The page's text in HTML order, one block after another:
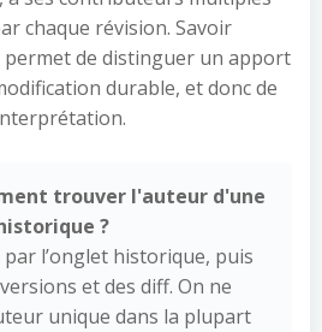
chaque révision. Savoir
de distinguer un apport
durable, et donc de
trouver l'auteur d'une
?
l’onglet historique, puis
et des diff. On ne
unique dans la plupart